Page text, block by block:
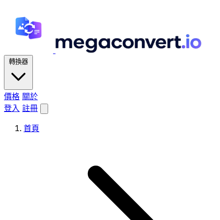
轉換器
價格 關於
登入 註冊
首頁